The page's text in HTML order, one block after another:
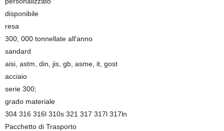
disponibile
resa
300, 000 tonnellate all′anno
sandard
aisi, astm, din, jis, gb, asme, it, gost
acciaio
serie 300;
grado materiale
304 316 316l 310s 321 317 317l 317ln
Pacchetto di Trasporto